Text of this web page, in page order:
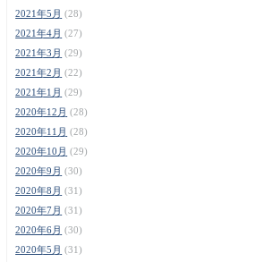
2021年5月 (28)
2021年4月 (27)
2021年3月 (29)
2021年2月 (22)
2021年1月 (29)
2020年12月 (28)
2020年11月 (28)
2020年10月 (29)
2020年9月 (30)
2020年8月 (31)
2020年7月 (31)
2020年6月 (30)
2020年5月 (31)